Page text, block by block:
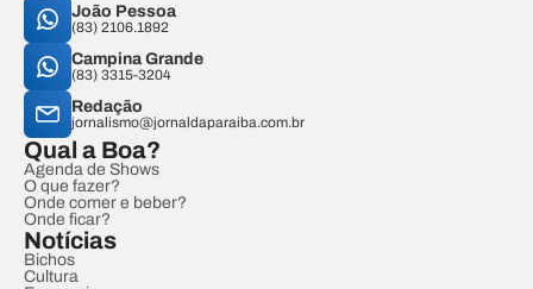
João Pessoa
(83) 2106.1892
Campina Grande
(83) 3315-3204
Redação
jornalismo@jornaldaparaiba.com.br
Qual a Boa?
Agenda de Shows
O que fazer?
Onde comer e beber?
Onde ficar?
Notícias
Bichos
Cultura